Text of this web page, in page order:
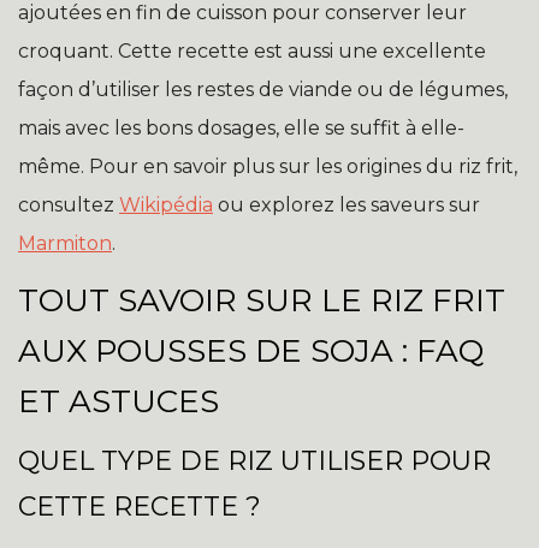
ajoutées en fin de cuisson pour conserver leur
croquant. Cette recette est aussi une excellente
façon d’utiliser les restes de viande ou de légumes,
mais avec les bons dosages, elle se suffit à elle-
même. Pour en savoir plus sur les origines du riz frit,
consultez Wikipédia ou explorez les saveurs sur
Marmiton.
TOUT SAVOIR SUR LE RIZ FRIT
AUX POUSSES DE SOJA : FAQ
ET ASTUCES
QUEL TYPE DE RIZ UTILISER POUR
CETTE RECETTE ?